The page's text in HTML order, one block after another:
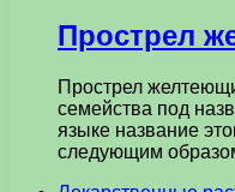
Прострел
Прострел
семейства под
языке название
следующим